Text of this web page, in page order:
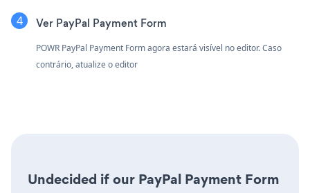
Ver PayPal Payment Form
POWR PayPal Payment Form agora estará visível no editor. Caso
contrário, atualize o editor
Undecided if our PayPal Payment Form